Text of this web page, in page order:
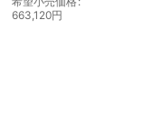
663,120円